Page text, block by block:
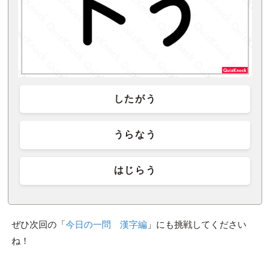
したがう
うらなう
はじらう
ぜひ次回の「今日の一問 漢字編」にも挑戦してください
ね！